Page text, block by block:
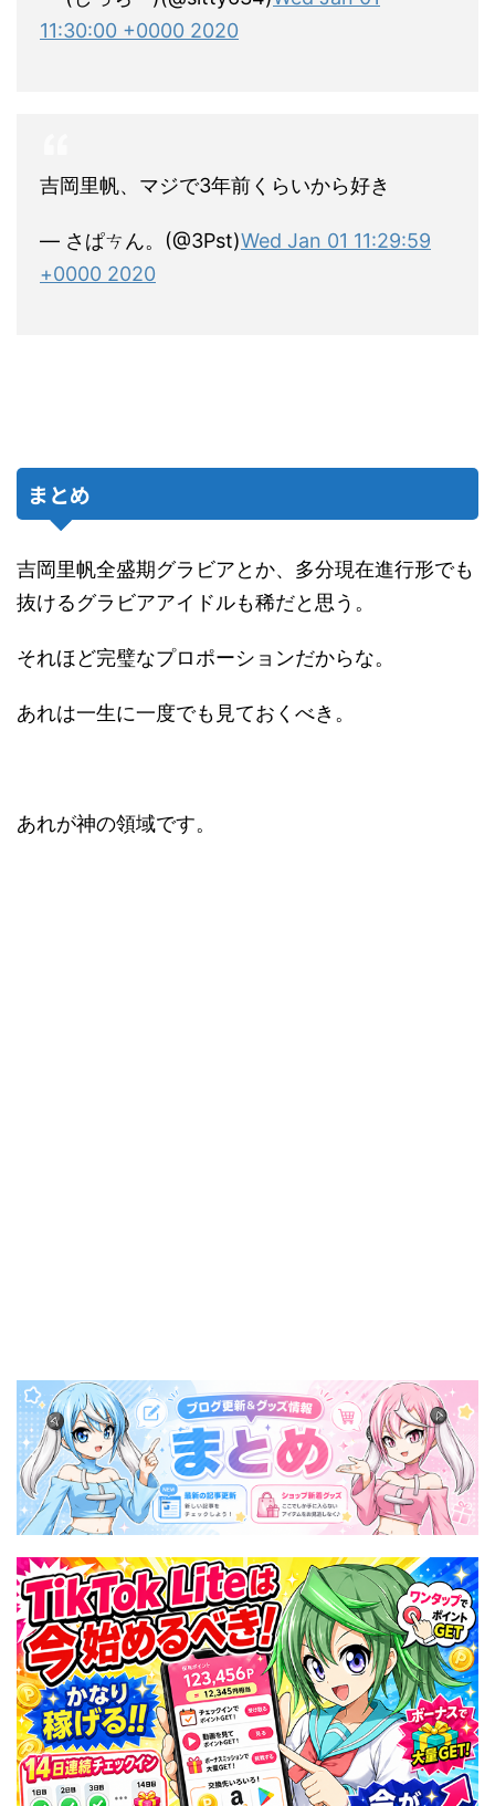
11:30:00 +0000 2020
吉岡里帆、マジで3年前くらいから好き
— さぱㄘん。(@3Pst)Wed Jan 01 11:29:59
+0000 2020
まとめ
吉岡里帆全盛期グラビアとか、多分現在進行形でも
抜けるグラビアアイドルも稀だと思う。
それほど完璧なプロポーションだからな。
あれは一生に一度でも見ておくべき。
あれが神の領域です。